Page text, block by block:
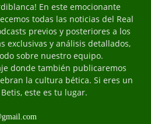
En este emocionante
todas las noticias del Real
previos y posteriores a los
exclusivas y análisis detallados,
sobre nuestro equipo.
donde también publicaremos
la cultura bética. Si eres un
este es tu lugar.